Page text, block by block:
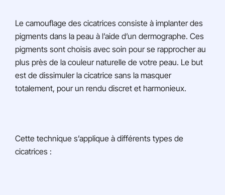
Le camouflage des cicatrices consiste à implanter des
pigments dans la peau à l’aide d’un dermographe. Ces
pigments sont choisis avec soin pour se rapprocher au
plus près de la couleur naturelle de votre peau. Le but
est de dissimuler la cicatrice sans la masquer
totalement, pour un rendu discret et harmonieux.
Cette technique s’applique à différents types de
cicatrices :